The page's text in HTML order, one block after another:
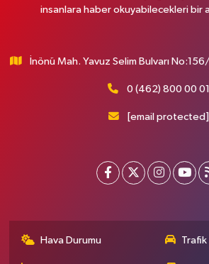
insanlara haber okuyabilecekleri bir
İnönü Mah. Yavuz Selim Bulvarı
0 (462) 800 00 01
[email protected]
Hava Durumu Trafik